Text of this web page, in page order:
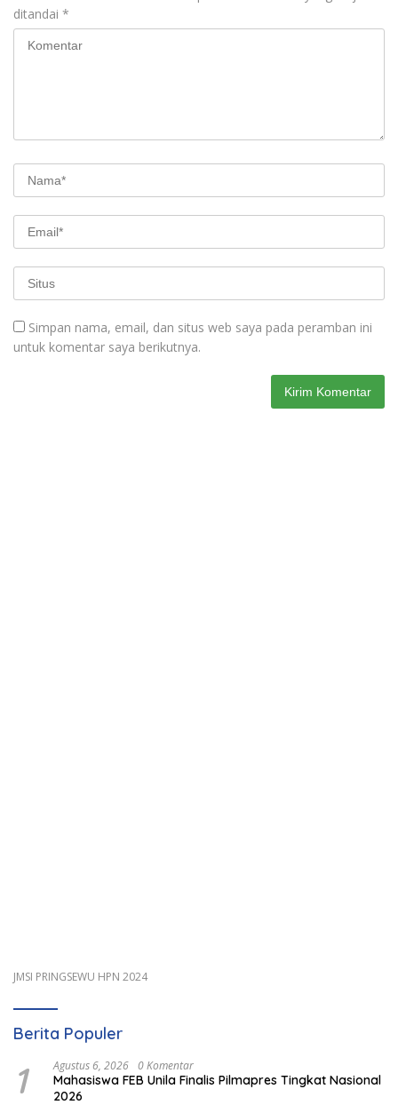
ditandai *
Simpan nama, email, dan situs web saya pada peramban ini
untuk komentar saya berikutnya.
JMSI PRINGSEWU HPN 2024
Berita Populer
1 Agustus 6, 2026 0 Komentar
Mahasiswa FEB Unila Finalis Pilmapres Tingkat Nasional
2026